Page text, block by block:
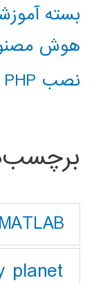
بسته
هوش
نصب PHP و composer در ویندوز 10
planet